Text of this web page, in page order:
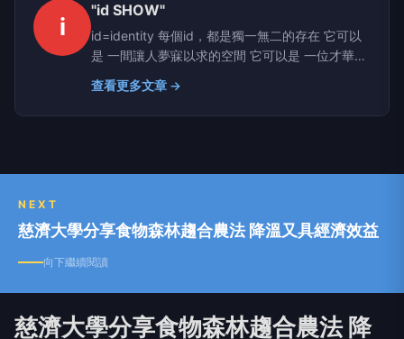
i
"id SHOW"
id=identity 每個id，都是獨一無二的存在 它可以
是 一間讓人夢寐以求的空間 它可以是 一位才華洋
溢的室內設計師 它可以是 一個卓越非凡的品牌
id=ideal 這裡也是一切對理想設計的匯集地 所有
最動人的、最亮眼的、最特別的、最美的 都能在
作品 才會放進雙引號中 而你，準備好探索收藏在
Facebook：www.facebook.com/idshowfans ‣
"idSHOW" Instagram bit.ly/2sElKX0 ‣ 立即搜尋
諮詢 www.idshow.com.tw/decosafe
查看更多文章 →
NEXT
慈濟大學分享食物森林趨合農法 降溫又具經濟效益
向下繼續閱讀
慈濟大學分享食物森林趨合農法 降